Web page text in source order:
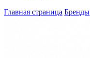
Главная страница Бренды